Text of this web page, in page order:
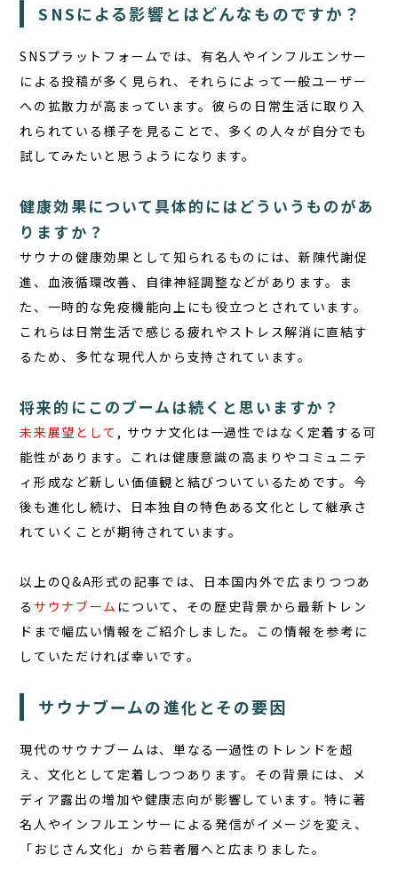
SNSによる影響とはどんなものですか？
SNSプラットフォームでは、有名人やインフルエンサー
による投稿が多く見られ、それらによって一般ユーザー
への拡散力が高まっています。彼らの日常生活に取り入
れられている様子を見ることで、多くの人々が自分でも
試してみたいと思うようになります。
健康効果について具体的にはどういうものがあ
りますか？
サウナの健康効果 として知られるものには、新陳代謝促
進、血液循環改善、自律神経調整などがあります。ま
た、一時的な免疫機能向上にも役立つとされています。
これらは日常生活で感じる疲れやストレス解消に直結す
るため、多忙な現代人から支持されています。
将来的にこのブームは続くと思いますか？
未来展望として , サウナ文化は一過性ではなく定着する可
能性があります。これは健康意識の高まりやコミュニテ
ィ形成など新しい価値観と結びついているためです。今
後も進化し続け、日本独自の特色ある文化として継承さ
れていくことが期待されています。
以上のQ&A形式の記事では、日本国内外で広まりつつあ
る サウナブーム について、その歴史背景から最新トレン
ドまで幅広い情報をご紹介しました。この情報を参考に
していただければ幸いです。
サウナブームの進化とその要因
現代のサウナブームは、単なる一過性のトレンドを超
え、文化として定着しつつあります。その背景には、メ
ディア露出の増加や健康志向が影響しています。特に著
名人やインフルエンサーによる発信がイメージを変え、
「おじさん文化」から若者層へと広まりました。